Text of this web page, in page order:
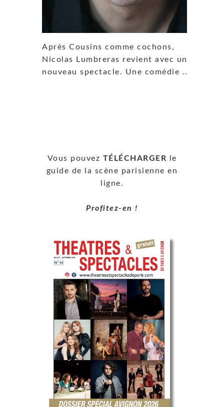
Après Cousins comme cochons,
Nicolas Lumbreras revient avec un
nouveau spectacle. Une comédie ...
Vous pouvez TÉLÉCHARGER le
guide de la scène parisienne en
ligne.
Profitez-en !